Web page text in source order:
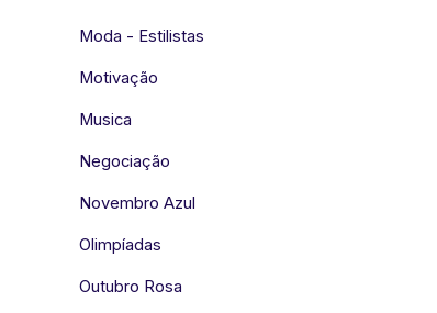
Moda - Estilistas
Motivação
Musica
Negociação
Novembro Azul
Olimpíadas
Outubro Rosa